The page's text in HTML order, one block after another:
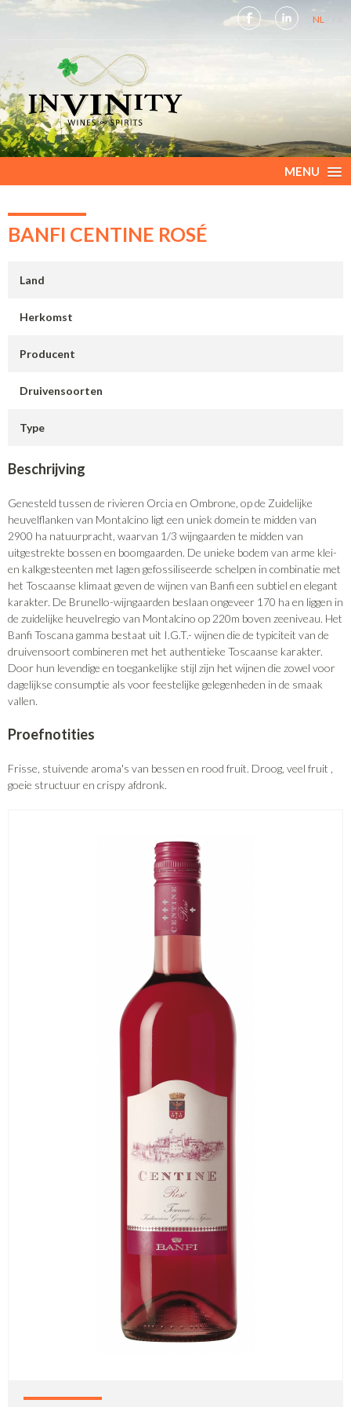
NL
MENU
BANFI CENTINE ROSÉ
Land
Herkomst
Producent
Druivensoorten
Type
Beschrijving
Genesteld tussen de rivieren Orcia en Ombrone, op de Zuidelijke
heuvelflanken van Montalcino ligt een uniek domein te midden van
2900 ha natuurpracht, waarvan 1/3 wijngaarden te midden van
uitgestrekte bossen en boomgaarden. De unieke bodem van arme klei-
en kalkgesteenten met lagen gefossiliseerde schelpen in combinatie met
het Toscaanse klimaat geven de wijnen van Banfi een subtiel en elegant
karakter. De Brunello-wijngaarden beslaan ongeveer 170 ha en liggen in
de zuidelijke heuvelregio van Montalcino op 220m boven zeeniveau. Het
Banfi Toscana gamma bestaat uit I.G.T.- wijnen die de typiciteit van de
druivensoort combineren met het authentieke Toscaanse karakter.
Door hun levendige en toegankelijke stijl zijn het wijnen die zowel voor
dagelijkse consumptie als voor feestelijke gelegenheden in de smaak
vallen.
Proefnotities
Frisse, stuivende aroma's van bessen en rood fruit. Droog, veel fruit ,
goeie structuur en crispy afdronk.